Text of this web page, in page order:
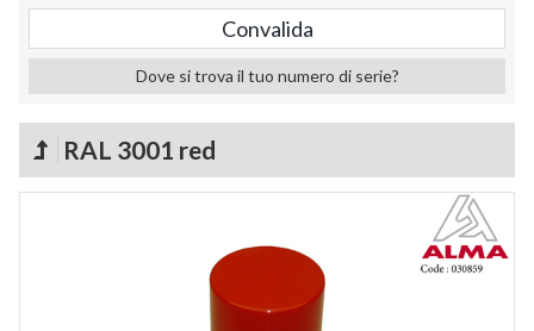
Dove si trova il tuo numero di serie?
RAL 3001 red